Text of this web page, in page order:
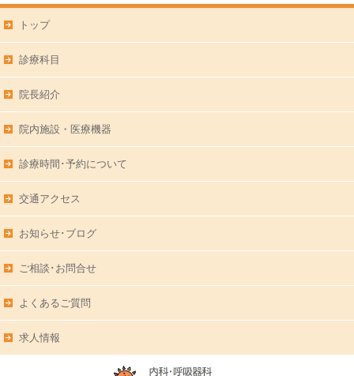
トップ
診療科目
院長紹介
院内施設・医療機器
診療時間･予約について
交通アクセス
お知らせ･ブログ
ご相談･お問合せ
よくあるご質問
求人情報